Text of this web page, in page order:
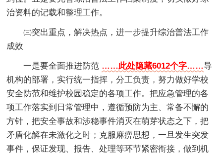
治资料的记载和整理工作。
㈢突出重点，解决热点，进一步提升综治普法工作
成效
一是要全面推进防范 ……此处隐藏6012个字……导
机构的部署，实行统一指挥，分工负责，努力做好学校
安全防范和维护校园稳定的各项工作。把应急管理的各
项工作落实到日常管理中，遵循预防为主、常备不懈的
方针，把安全事故和涉稳事件消灭在萌芽状态之下，把
矛盾化解在未激化之时；克服麻痹思想，一旦发生突发
事件，保证发现、报告、处理等环节紧密衔接，做到机